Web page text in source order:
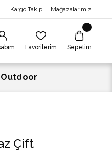
Kargo Takip Mağazalarımız
Favorilerim Sepetim
Outdoor
Çift